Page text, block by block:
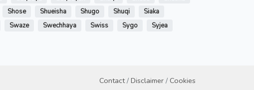
Shose Shueisha Shugo Shuqi
Siaka
Swaze Swechhaya Swiss Sygo Syjea
Contact/ Disclaimer / Cookies